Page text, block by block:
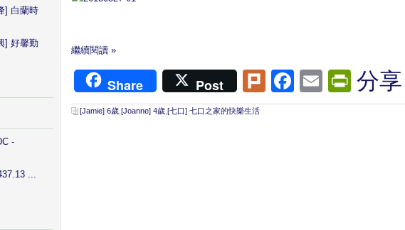
繼續閱讀 »
Share Post PlurkFacebook
Email分享
[Jamie] 6歲 [Joanne] 4歲 [七口] 七口之家的快樂生活
] 白蘭時
] 好馨勤
-
...